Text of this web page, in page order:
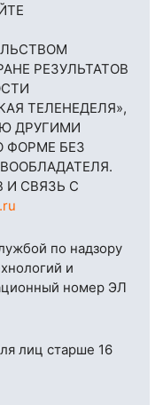
РЕЗУЛЬТАТОВ
ТЕЛЕНЕДЕЛЯ»,
ДРУГИМИ
ФОРМЕ БЕЗ
И СВЯЗЬ С
по надзору
и
номер ЭЛ
лиц старше 16